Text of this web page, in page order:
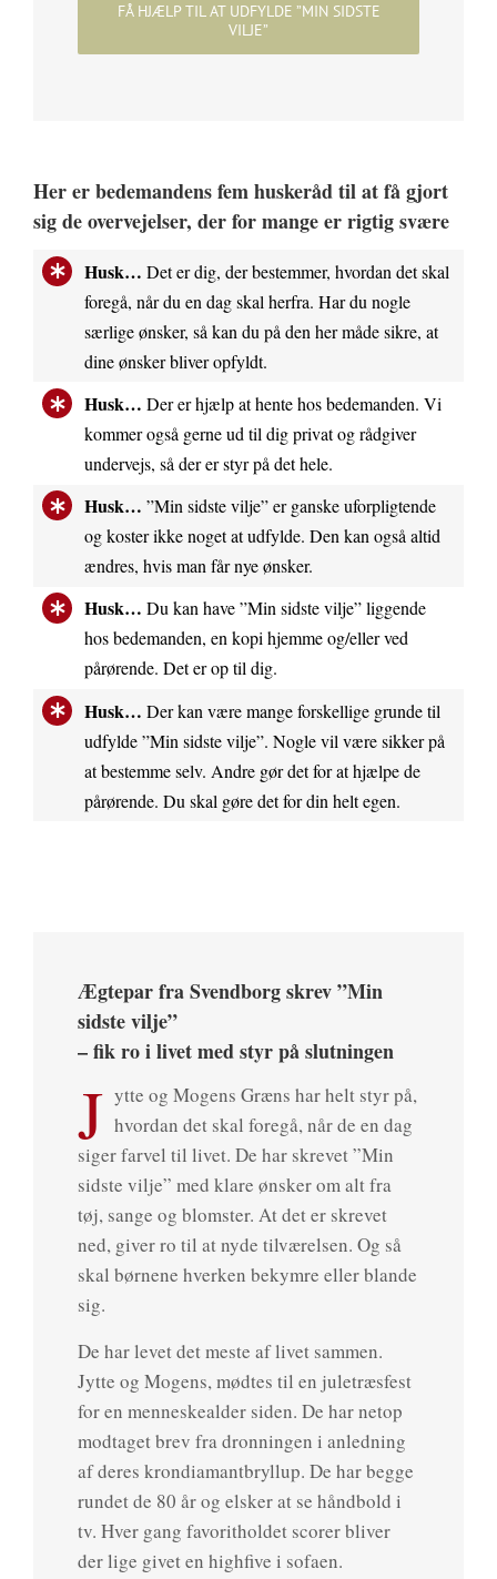
FÅ HJÆLP TIL AT UDFYLDE ”MIN SIDSTE
VILJE”
Her er bedemandens fem huskeråd til at få gjort
sig de overvejelser, der for mange er rigtig svære
Husk… Det er dig, der bestemmer, hvordan det skal
foregå, når du en dag skal herfra. Har du nogle
særlige ønsker, så kan du på den her måde sikre, at
dine ønsker bliver opfyldt.
Husk… Der er hjælp at hente hos bedemanden. Vi
kommer også gerne ud til dig privat og rådgiver
undervejs, så der er styr på det hele.
Husk… ”Min sidste vilje” er ganske uforpligtende
og koster ikke noget at udfylde. Den kan også altid
ændres, hvis man får nye ønsker.
Husk… Du kan have ”Min sidste vilje” liggende
hos bedemanden, en kopi hjemme og/eller ved
pårørende. Det er op til dig.
Husk… Der kan være mange forskellige grunde til
udfylde ”Min sidste vilje”. Nogle vil være sikker på
at bestemme selv. Andre gør det for at hjælpe de
pårørende. Du skal gøre det for din helt egen.
Ægtepar fra Svendborg skrev ”Min
sidste vilje”
– fik ro i livet med styr på slutningen
J ytte og Mogens Græns har helt styr på,
hvordan det skal foregå, når de en dag
siger farvel til livet. De har skrevet ”Min
sidste vilje” med klare ønsker om alt fra
tøj, sange og blomster. At det er skrevet
ned, giver ro til at nyde tilværelsen. Og så
skal børnene hverken bekymre eller blande
sig.
De har levet det meste af livet sammen.
Jytte og Mogens, mødtes til en juletræsfest
for en menneskealder siden. De har netop
modtaget brev fra dronningen i anledning
af deres krondiamantbryllup. De har begge
rundet de 80 år og elsker at se håndbold i
tv. Hver gang favoritholdet scorer bliver
der lige givet en highfive i sofaen.